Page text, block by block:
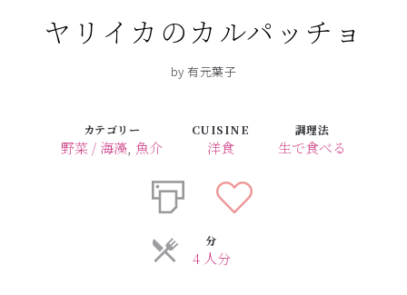
ヤリイカのカルパッチョ
by 有元葉子
カテゴリー
野菜 / 海藻, 魚介
CUISINE
洋食
調理法
生で食べる
分
4 人分